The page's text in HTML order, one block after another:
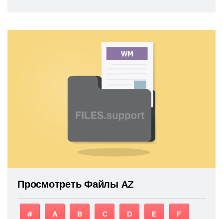
Просмотреть Файлы AZ
# A B C D E F